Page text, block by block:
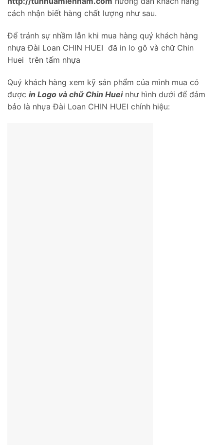
cách nhận biết hàng chất lượng như sau.
Để tránh sự nhầm lẫn khi mua hàng quý khách hàng
nhựa Đài Loan CHIN HUEI đã in lo gô và chữ Chin
Huei trên tấm nhựa
Quý khách hàng xem kỹ sản phẩm của mình mua có
được in Logo và chữ Chin Hueinhư hình dưới để đảm
bảo là nhựa Đài Loan CHIN HUEI chính hiệu: